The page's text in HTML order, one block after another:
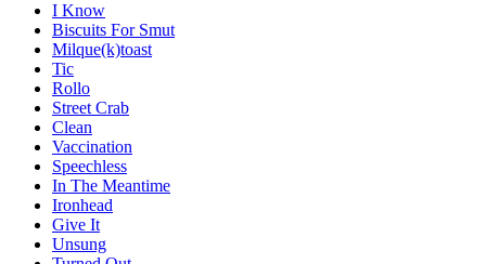
I Know
Biscuits For Smut
Milque(k)toast
Tic
Rollo
Street Crab
Clean
Vaccination
Speechless
In The Meantime
Ironhead
Give It
Unsung